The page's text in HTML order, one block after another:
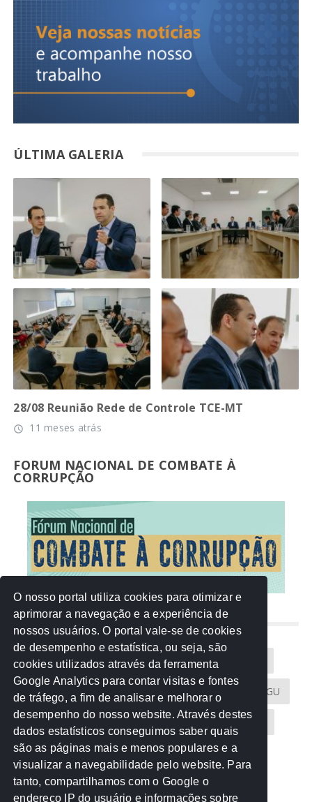
ÚLTIMA GALERIA
28/08 Reunião Rede de Controle TCE-MT
access_time 11 meses atrás
FORUM NACIONAL DE COMBATE À
CORRUPÇÃO
NUVEM DE TAGS
Acontece na Rede AGU AMM
Atricon Audicom CAU-MT CGU
CREA-MT Eventos MPC-MT MPE-MT
MPF Notícias PF PGE-MT PGR
Receita Federal Sem categoria
O nosso portal utiliza cookies para otimizar e
aprimorar a navegação e a experiência de
nossos usuários. O portal vale-se de cookies
de desempenho e estatística, ou seja, são
cookies utilizados através da ferramenta
Google Analytics para contar visitas e fontes
de tráfego, a fim de analisar e melhorar o
desempenho do nosso website. Através destes
dados estatísticos conseguimos saber quais
são as páginas mais e menos populares e a
visualizar a navegabilidade pelo website. Para
tanto, compartilhamos com o Google o
endereço IP do usuário e informações sobre